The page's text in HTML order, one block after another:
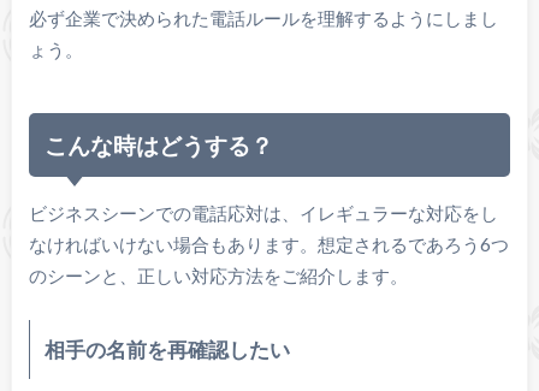
必ず企業で決められた電話ルールを理解するようにしまし
ょう。
こんな時はどうする？
ビジネスシーンでの電話応対は、イレギュラーな対応をし
なければいけない場合もあります。想定されるであろう6つ
のシーンと、正しい対応方法をご紹介します。
相手の名前を再確認したい